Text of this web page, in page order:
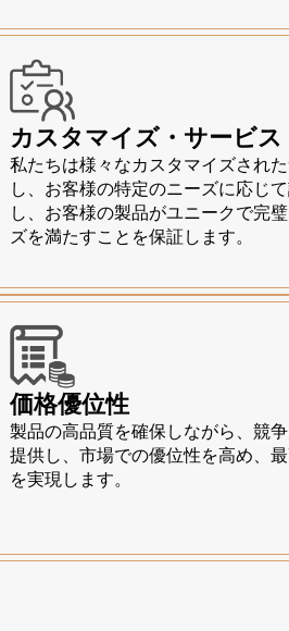
カスタマイズ・サービス
私たちは様々なカスタマイズされ
し、お客様の特定のニーズに応じ
し、お客様の製品がユニークで完
ズを満たすことを保証します。
価格優位性
製品の高品質を確保しながら、競
提供し、市場での優位性を高め、
を実現します。